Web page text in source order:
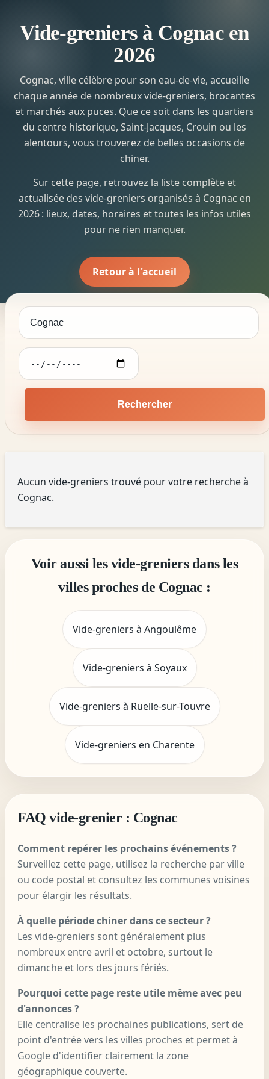
Vide-greniers à Cognac en
2026
Cognac, ville célèbre pour son eau-de-vie, accueille
chaque année de nombreux vide-greniers, brocantes
et marchés aux puces. Que ce soit dans les quartiers
du centre historique, Saint-Jacques, Crouin ou les
alentours, vous trouverez de belles occasions de
chiner.
Sur cette page, retrouvez la liste complète et
actualisée des vide-greniers organisés à Cognac en
2026 : lieux, dates, horaires et toutes les infos utiles
pour ne rien manquer.
Retour à l'accueil
Rechercher
Aucun vide-greniers trouvé pour votre recherche à
Cognac.
Voir aussi les vide-greniers dans les
villes proches de Cognac :
Vide-greniers à Angoulême
Vide-greniers à Soyaux
Vide-greniers à Ruelle-sur-Touvre
Vide-greniers en Charente
FAQ vide-grenier : Cognac
Comment repérer les prochains événements ?
Surveillez cette page, utilisez la recherche par ville
ou code postal et consultez les communes voisines
pour élargir les résultats.
À quelle période chiner dans ce secteur ?
Les vide-greniers sont généralement plus
nombreux entre avril et octobre, surtout le
dimanche et lors des jours fériés.
Pourquoi cette page reste utile même avec peu
d'annonces ?
Elle centralise les prochaines publications, sert de
point d'entrée vers les villes proches et permet à
Google d'identifier clairement la zone
géographique couverte.